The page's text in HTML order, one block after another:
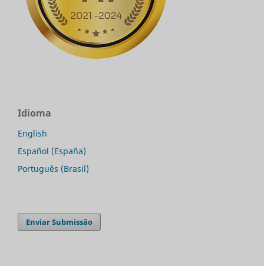
Idioma
English
Español (España)
Português (Brasil)
Enviar Submissão